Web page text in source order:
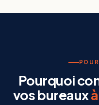
Pourquoi
vos bureaux